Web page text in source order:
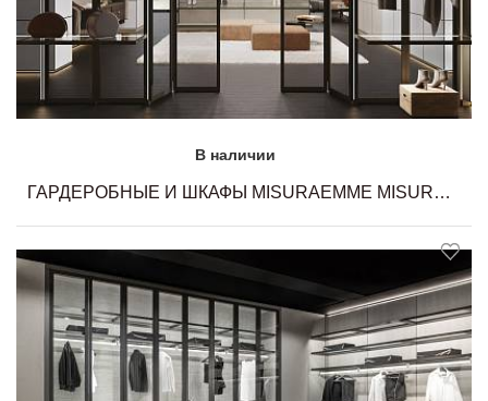
В наличии
ГАРДЕРОБНЫЕ И ШКАФЫ MISURAEMME MISURAEMME